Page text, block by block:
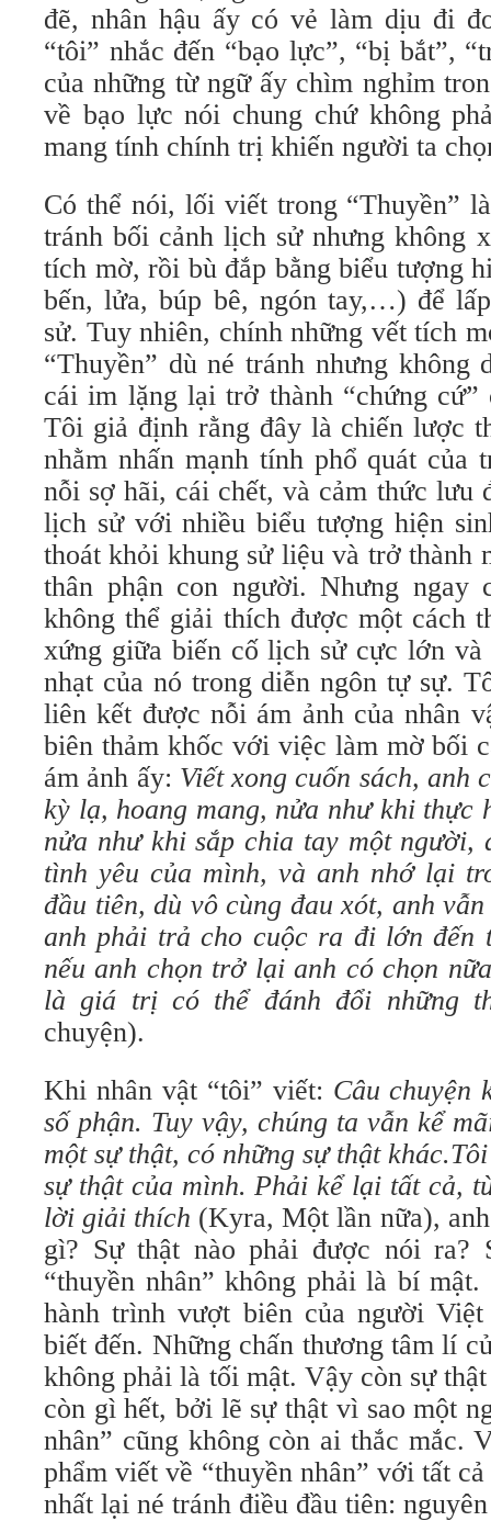
đẽ, nhân hậu ấy có vẻ làm dịu đi
“tôi” nhắc đến “bạo lực”, “bị bắt”,
của những từ ngữ ấy chìm nghỉm
về bạo lực nói chung chứ không
mang tính chính trị khiến người ta
Có thể nói, lối viết trong “Thuyền”
tránh bối cảnh lịch sử nhưng không
tích mờ, rồi bù đắp bằng biểu tượng
bến, lửa, búp bê, ngón tay,…) để
sử. Tuy nhiên, chính những vết tích
“Thuyền” dù né tránh nhưng
cái im lặng lại trở thành “chứng
Tôi giả định rằng đây là chiến lược
nhằm nhấn mạnh tính phổ quát của
nỗi sợ hãi, cái chết, và cảm thức lưu
lịch sử với nhiều biểu tượng hiện
thoát khỏi khung sử liệu và trở thành
thân phận con người. Nhưng ngay
không thể giải thích được một cách
xứng giữa biến cố lịch sử cực lớn
nhạt của nó trong diễn ngôn tự sự.
liên kết được nỗi ám ảnh của nhân
biên thảm khốc với việc làm mờ bối
ám ảnh ấy: Viết xong cuốn sách, anh
kỳ lạ, hoang mang, nửa như khi thực
nửa như khi sắp chia tay một người,
tình yêu của mình, và anh nhớ lại
đầu tiên, dù vô cùng đau xót, anh
anh phải trả cho cuộc ra đi lớn đến
nếu anh chọn trở lại anh có chọn
là giá trị có thể đánh đổi những
chuyện).
Khi nhân vật “tôi” viết: Câu chuyện
số phận. Tuy vậy, chúng ta vẫn kể
một sự thật, có những sự thật
sự thật của mình. Phải kể lại tất cả,
lời giải thích (Kyra, Một lần nữa),
gì? Sự thật nào phải được nói ra?
“thuyền nhân” không phải là bí
hành trình vượt biên của người
biết đến. Những chấn thương tâm lí
không phải là tối mật. Vậy còn sự
còn gì hết, bởi lẽ sự thật vì sao một
nhân” cũng không còn ai thắc mắc.
phẩm viết về “thuyền nhân” với tất
nhất lại né tránh điều đầu tiên: